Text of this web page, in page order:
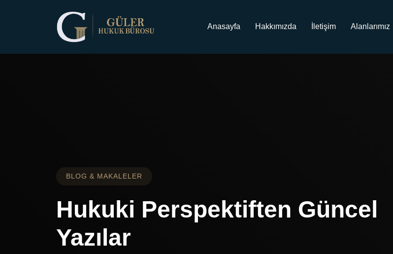
Anasayfa Hakkımızda İletişim Alanlarımız
Ana Sayfa
BLOG & MAKALELER
Hukuki Perspektiften Güncel
Yazılar